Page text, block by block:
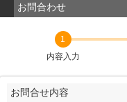
お問合わせ
1
内容入力
お問合せ内容